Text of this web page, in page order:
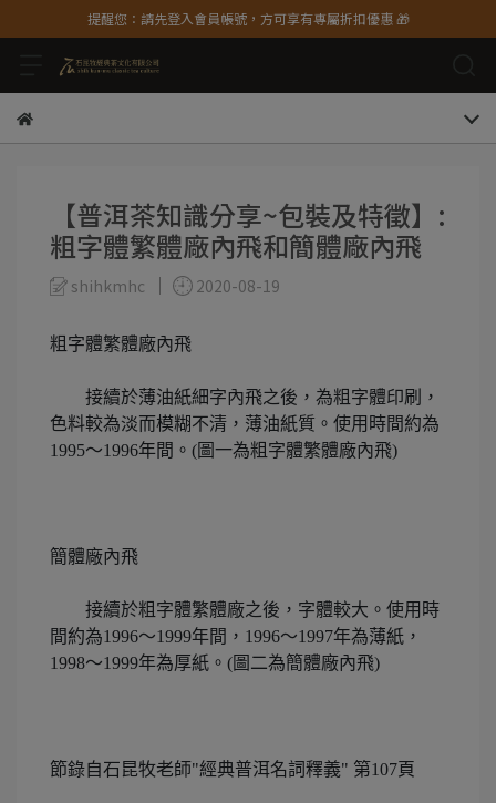
提醒您：請先登入會員帳號，方可享有專屬折扣優惠 🎁
【普洱茶知識分享~包裝及特徵】:
粗字體繁體廠內飛和簡體廠內飛
shihkmhc 2020-08-19
粗字體繁體廠內飛
接續於薄油紙細字內飛之後，為粗字體印刷，
色料較為淡而模糊不清，薄油紙質。使用時間約為
1995～1996年間。(圖一為粗字體繁體廠內飛)
簡體廠內飛
接續於粗字體繁體廠之後，字體較大。使用時
間約為1996～1999年間，1996～1997年為薄紙，
1998～1999年為厚紙。(圖二為簡體廠內飛)
節錄自石昆牧老師"經典普洱名詞釋義" 第107頁